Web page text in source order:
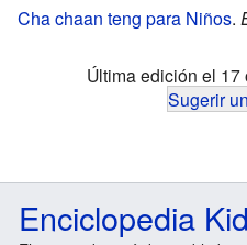
Cha chaan teng para Niños.
Última edición el 17
Sugerir
Enciclopedia